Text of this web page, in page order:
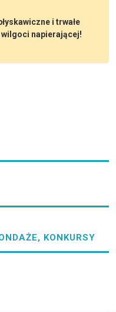
i trwałe
napierającej!
KONKURSY